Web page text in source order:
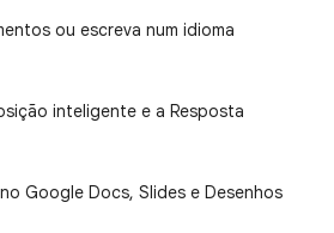
ou escreva num idioma
inteligente e a Resposta
Google Docs, Slides e Desenhos